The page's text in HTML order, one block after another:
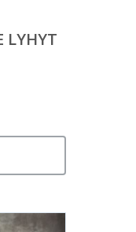
LYHYT